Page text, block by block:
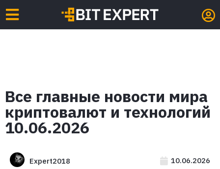
Все главные новости мира
криптовалют и технологий
10.06.2026
Expert2018 10.06.2026